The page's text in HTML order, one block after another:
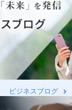
ビジネスブログ